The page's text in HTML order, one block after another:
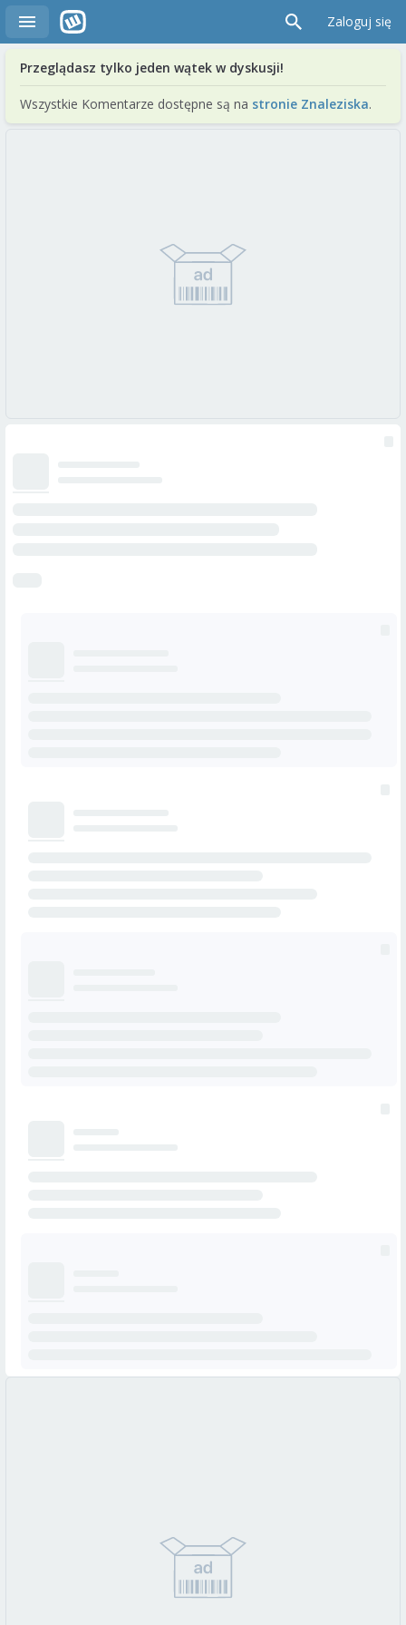
Zaloguj się
Przeglądasz tylko jeden wątek w dyskusji!
Wszystkie Komentarze dostępne są na stronie Znaleziska.